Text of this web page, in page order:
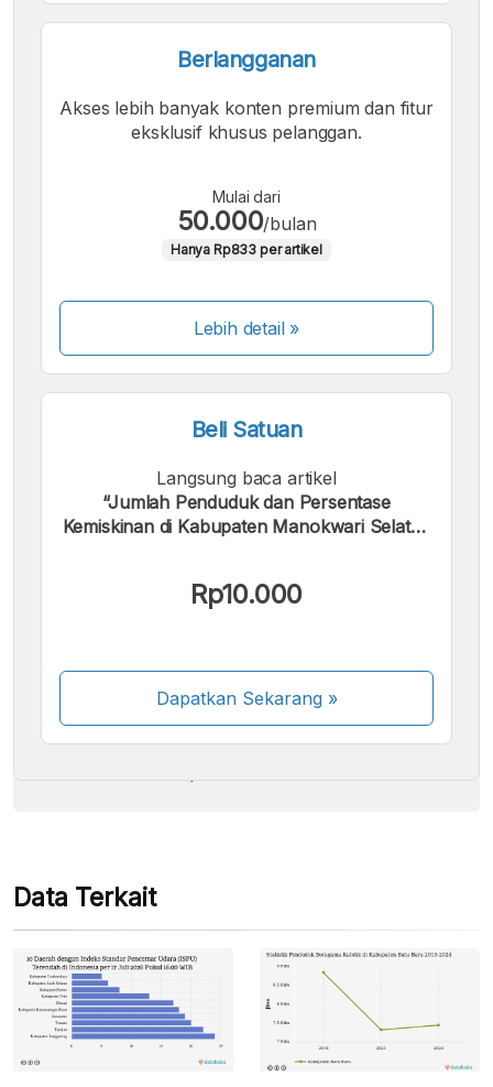
Berlangganan
Akses lebih banyak konten premium dan fitur
eksklusif khusus pelanggan.
Mulai dari
50.000/bulan
Hanya Rp833 per artikel
Lebih detail »
Beli Satuan
Langsung baca artikel
“Jumlah Penduduk dan Persentase
Kemiskinan di Kabupaten Manokwari Selatan
Rp10.000
Dapatkan Sekarang»
Kami menerima pembayaran berikut:
Beberapa metode pembayaran masih dalam
Data Terkait